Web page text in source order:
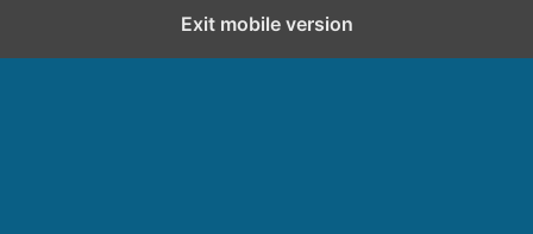
Exit mobile version